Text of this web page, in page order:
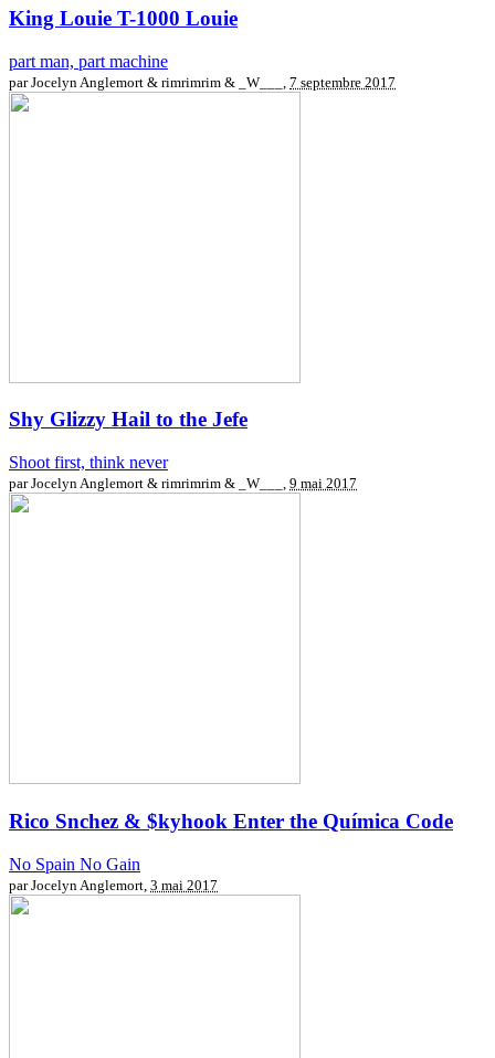
King Louie T-1000 Louie
part man, part machine
par Jocelyn Anglemort & rimrimrim & _W___, 7 septembre 2017
Shy Glizzy Hail to the Jefe
Shoot first, think never
par Jocelyn Anglemort & rimrimrim & _W___, 9 mai 2017
Rico Snchez & $kyhook Enter the Química Code
No Spain No Gain
par Jocelyn Anglemort, 3 mai 2017